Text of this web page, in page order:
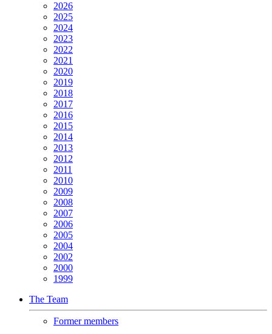
2026
2025
2024
2023
2022
2021
2020
2019
2018
2017
2016
2015
2014
2013
2012
2011
2010
2009
2008
2007
2006
2005
2004
2002
2000
1999
The Team
Former members